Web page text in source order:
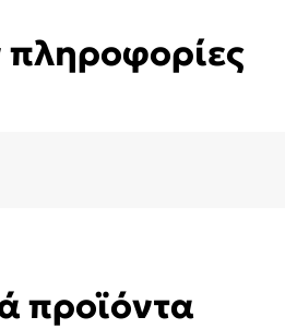
πληροφορίες
προϊόντα